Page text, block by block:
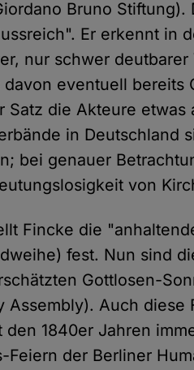
Bruno Stiftung).
Er erkennt in
nur schwer deutbarer
eventuell bereits
die Akteure etwas
in Deutschland
bei genauer
von
Fincke die
fest. Nun sind
Gottlosen-
Assembly). Auch diese
1840er Jahren
der Berliner